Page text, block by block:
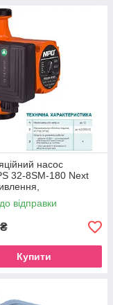
насос
32-8SM-180 Next
комплект
відправки
₴
Купити